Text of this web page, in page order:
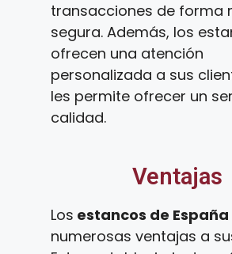
transacciones de forma
segura. Además, los
ofrecen una atención
personalizada a sus
les permite ofrecer un
calidad.
Ventajas
Los estancos de España
numerosas ventajas a